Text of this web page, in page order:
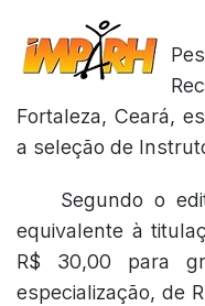
Fortaleza, Ceará,
a seleção de
Segundo o
equivalente à
R$ 30,00 para
especialização, de